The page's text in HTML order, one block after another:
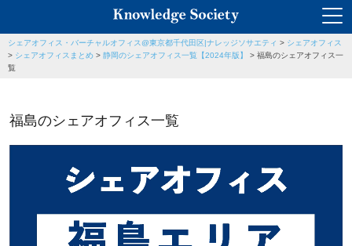
シェアオフィス・バーチャルオフィス@東京都千代田区|ナレッジソサエティ > シェアオフィス
> シェアオフィスまとめ > 静岡のシェアオフィス一覧【2024年版】 > 福島のシェアオフィス一
覧
福島のシェアオフィス一覧